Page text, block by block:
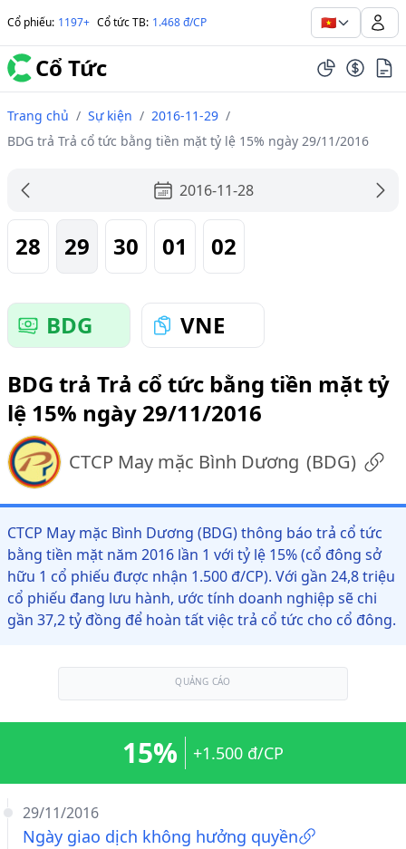
Cổ phiếu: 1197+ Cổ tức TB: 1.468 đ/CP 🇻🇳
Cổ Tức
Trang chủ / Sự kiện / 2016-11-29 /
BDG trả Trả cổ tức bằng tiền mặt tỷ lệ 15% ngày 29/11/2016
2016-11-28
28 29 30 01 02
BDG
VNE
BDG trả Trả cổ tức bằng tiền mặt tỷ
lệ 15% ngày 29/11/2016
CTCP May mặc Bình Dương (BDG)
CTCP May mặc Bình Dương (BDG) thông báo trả cổ tức
bằng tiền mặt năm 2016 lần 1 với tỷ lệ 15% (cổ đông sở
hữu 1 cổ phiếu được nhận 1.500 đ/CP). Với gần 24,8 triệu
cổ phiếu đang lưu hành, ước tính doanh nghiệp sẽ chi
gần 37,2 tỷ đồng để hoàn tất việc trả cổ tức cho cổ đông.
QUẢNG CÁO
29/11/2016
Ngày giao dịch không hưởng quyền
15% +1.500 đ/CP